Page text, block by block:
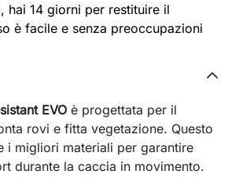
hai 14 giorni per restituire il
è facile e senza preoccupazioni
EVO è progettata per il
rovi e fitta vegetazione. Questo
i migliori materiali per garantire
durante la caccia in movimento.